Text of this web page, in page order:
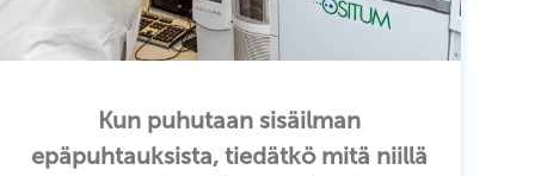
Kun puhutaan sisäilman
epäpuhtauksista, tiedätkö mitä niillä